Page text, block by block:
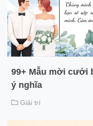
99+ Mẫu mời cưới
ý nghĩa
Giải trí